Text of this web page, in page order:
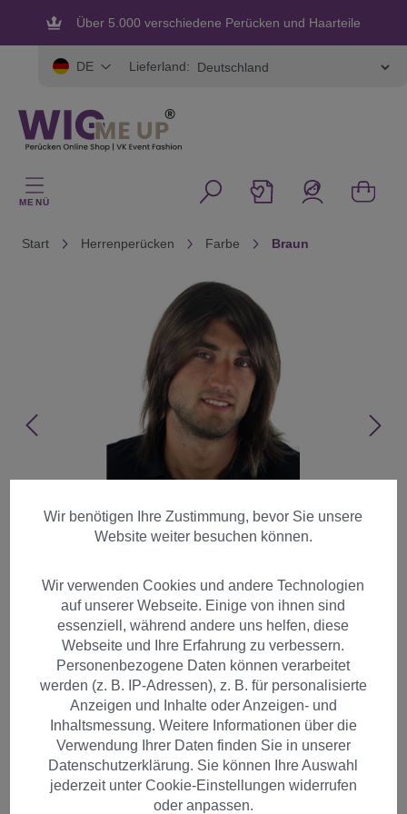
springenÜber 5.000 verschiedene Perücken und Haarteile
Flexible und sichere Zahlung
DE Lieferland:
MENÜ
Start Herrenperücken Farbe Braun
Perücke Herren lang lässiger
Haarschnitt braun GFW892-10
Wir benötigen Ihre Zustimmung, bevor Sie unsere
Website weiter besuchen können.
Wir verwenden Cookies und andere Technologien
auf unserer Webseite. Einige von ihnen sind
essenziell, während andere uns helfen, diese
Webseite und Ihre Erfahrung zu verbessern.
Personenbezogene Daten können verarbeitet
werden (z. B. IP-Adressen), z. B. für personalisierte
Anzeigen und Inhalte oder Anzeigen- und
Inhaltsmessung. Weitere Informationen über die
Verwendung Ihrer Daten finden Sie in unserer
Datenschutzerklärung. Sie können Ihre Auswahl
jederzeit unter Cookie-Einstellungen widerrufen
oder anpassen.